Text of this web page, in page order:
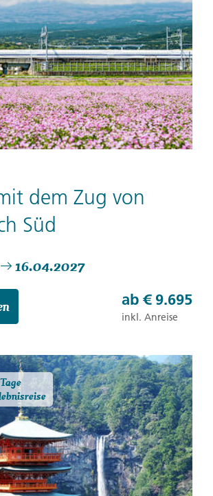
dem Zug von
Süd
16.04.2027
ab € 9.695
inkl. Anreise